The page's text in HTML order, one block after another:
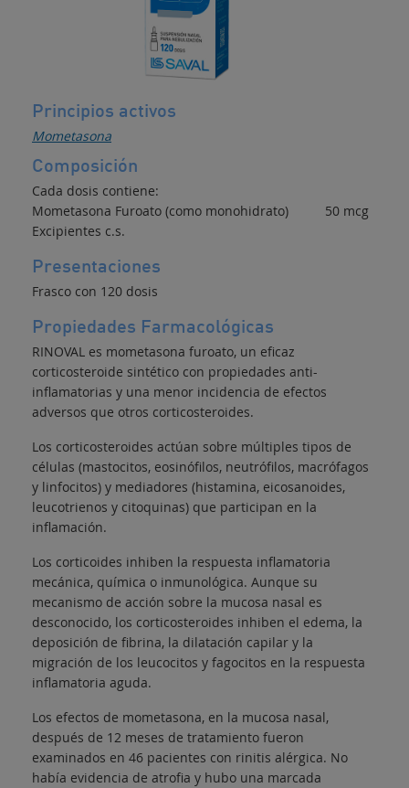
Principios activos
Mometasona
Composición
Cada dosis contiene:
Mometasona Furoato (como monohidrato) 50 mcg
Excipientes c.s.
Presentaciones
Frasco con 120 dosis
Propiedades Farmacológicas
RINOVAL es mometasona furoato, un eficaz
corticosteroide sintético con propiedades anti-
inflamatorias y una menor incidencia de efectos
adversos que otros corticosteroides.
Los corticosteroides actúan sobre múltiples tipos de
células (mastocitos, eosinófilos, neutrófilos, macrófagos
y linfocitos) y mediadores (histamina, eicosanoides,
leucotrienos y citoquinas) que participan en la
inflamación.
Los corticoides inhiben la respuesta inflamatoria
mecánica, química o inmunológica. Aunque su
mecanismo de acción sobre la mucosa nasal es
desconocido, los corticosteroides inhiben el edema, la
deposición de fibrina, la dilatación capilar y la
migración de los leucocitos y fagocitos en la respuesta
inflamatoria aguda.
Los efectos de mometasona, en la mucosa nasal,
después de 12 meses de tratamiento fueron
examinados en 46 pacientes con rinitis alérgica. No
había evidencia de atrofia y hubo una marcada